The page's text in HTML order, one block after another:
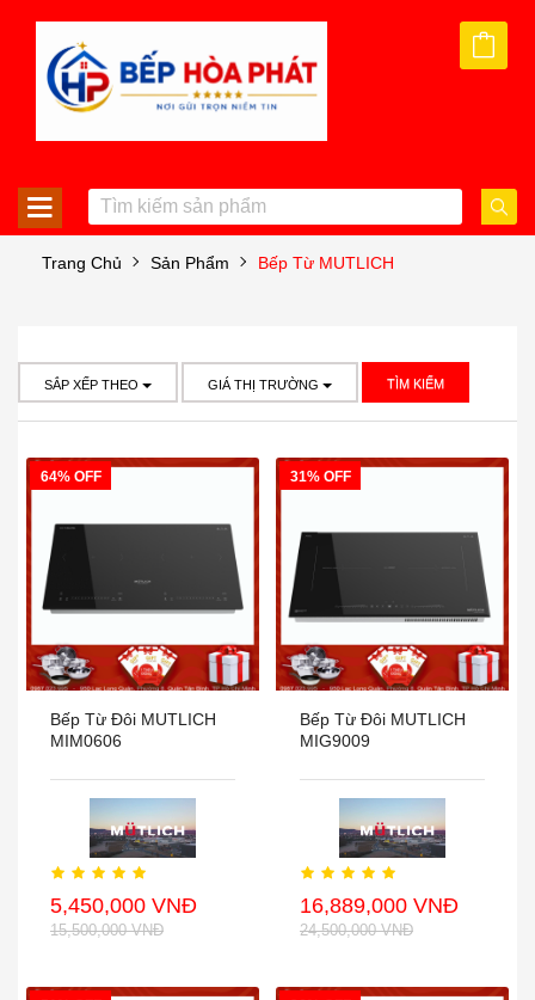
Trang Chủ Sản Phẩm Bếp Từ MUTLICH
SẮP XẾP THEO GIÁ THỊ TRƯỜNG TÌM KIẾM
64% OFF
Bếp Từ Đôi MUTLICH
MIM0606
5,450,000 VNĐ
15,500,000 VNĐ
31% OFF
Bếp Từ Đôi MUTLICH
MIG9009
16,889,000 VNĐ
24,500,000 VNĐ